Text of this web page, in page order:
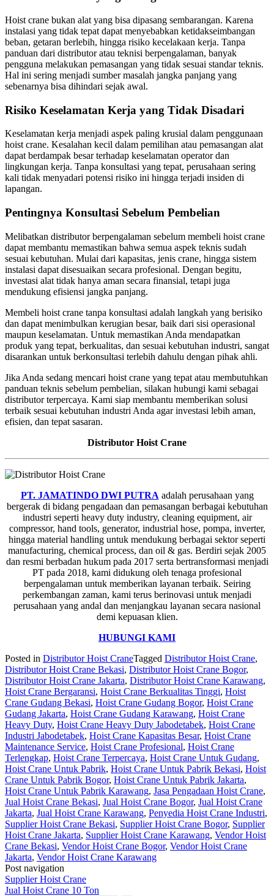
Hoist crane bukan alat yang bisa dipasang sembarangan. Karena
instalasi yang tidak tepat dapat menyebabkan ketidakseimbangan
beban, getaran berlebih, hingga risiko kecelakaan kerja. Tanpa
panduan dari distributor atau teknisi berpengalaman, banyak
pengguna melakukan pemasangan yang tidak sesuai standar teknis.
Hal ini sering menjadi sumber masalah jangka panjang yang
sebenarnya bisa dihindari sejak awal.
Risiko Keselamatan Kerja yang Tidak Disadari
Keselamatan kerja menjadi aspek paling krusial dalam penggunaan
hoist crane. Kesalahan kecil dalam pemilihan atau pemasangan alat
dapat berdampak besar terhadap keselamatan operator dan
lingkungan kerja. Tanpa konsultasi yang tepat, perusahaan sering
kali tidak menyadari potensi risiko ini hingga terjadi insiden di
lapangan.
Pentingnya Konsultasi Sebelum Pembelian
Melibatkan distributor berpengalaman sebelum membeli hoist crane
dapat membantu memastikan bahwa semua aspek teknis sudah
sesuai kebutuhan. Mulai dari kapasitas, jenis crane, hingga sistem
instalasi dapat disesuaikan secara profesional. Dengan begitu,
investasi alat tidak hanya aman secara finansial, tetapi juga
mendukung efisiensi jangka panjang.
Membeli hoist crane tanpa konsultasi adalah langkah yang berisiko
dan dapat menimbulkan kerugian besar, baik dari sisi operasional
maupun keselamatan. Untuk memastikan Anda mendapatkan
produk yang tepat, berkualitas, dan sesuai kebutuhan industri, sangat
disarankan untuk berkonsultasi terlebih dahulu dengan pihak ahli.
Jika Anda sedang mencari hoist crane yang tepat atau membutuhkan
panduan teknis sebelum pembelian, silakan hubungi kami sebagai
distributor terpercaya. Kami siap membantu memberikan solusi
terbaik sesuai kebutuhan industri Anda agar investasi lebih aman,
efisien, dan tepat sasaran.
Distributor Hoist Crane
PT. JAMATINDO DWI PUTRA adalah perusahaan yang
bergerak di bidang pengadaan dan pemasangan berbagai kebutuhan
industri seperti heavy duty industry, cleaning equipment, air
compressor, hand tools, generator, industrial hose, pompa, inverter,
hingga material handling untuk mendukung berbagai sektor seperti
manufacturing, chemical process, dan oil & gas. Berdiri sejak 2005
dan resmi berbadan hukum pada 2017 serta bertransformasi menjadi
PT pada 2018, kami didukung oleh tenaga profesional
berpengalaman untuk memberikan layanan terbaik. Seiring
perkembangan zaman, kami terus berinovasi untuk menjadi
perusahaan yang andal dan menjangkau layanan secara nasional
demi kepuasan klien.
HUBUNGI KAMI
Posted in Distributor Hoist CraneTagged Distributor Hoist Crane,
Distributor Hoist Crane Bekasi, Distributor Hoist Crane Bogor,
Distributor Hoist Crane Jakarta, Distributor Hoist Crane Karawang,
Hoist Crane Bergaransi, Hoist Crane Berkualitas Tinggi, Hoist
Crane Gudang Bekasi, Hoist Crane Gudang Bogor, Hoist Crane
Gudang Jakarta, Hoist Crane Gudang Karawang, Hoist Crane
Heavy Duty, Hoist Crane Heavy Duty Jabodetabek, Hoist Crane
Industri Jabodetabek, Hoist Crane Kapasitas Besar, Hoist Crane
Maintenance Service, Hoist Crane Profesional, Hoist Crane
Terlengkap, Hoist Crane Terpercaya, Hoist Crane Untuk Gudang,
Hoist Crane Untuk Pabrik, Hoist Crane Untuk Pabrik Bekasi, Hoist
Crane Untuk Pabrik Bogor, Hoist Crane Untuk Pabrik Jakarta,
Hoist Crane Untuk Pabrik Karawang, Jasa Pengadaan Hoist Crane,
Jual Hoist Crane Bekasi, Jual Hoist Crane Bogor, Jual Hoist Crane
Jakarta, Jual Hoist Crane Karawang, Penyedia Hoist Crane Industri,
Supplier Hoist Crane Bekasi, Supplier Hoist Crane Bogor, Supplier
Hoist Crane Jakarta, Supplier Hoist Crane Karawang, Vendor Hoist
Crane Bekasi, Vendor Hoist Crane Bogor, Vendor Hoist Crane
Jakarta, Vendor Hoist Crane Karawang
Post navigation
Supplier Hoist Crane
Jual Hoist Crane 10 Ton